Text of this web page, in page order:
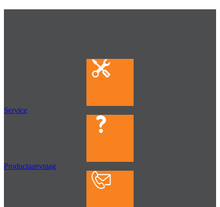
Service
Productaanvraag